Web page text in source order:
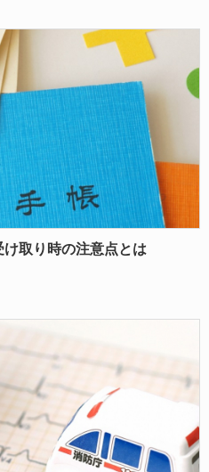
取り時の注意点とは